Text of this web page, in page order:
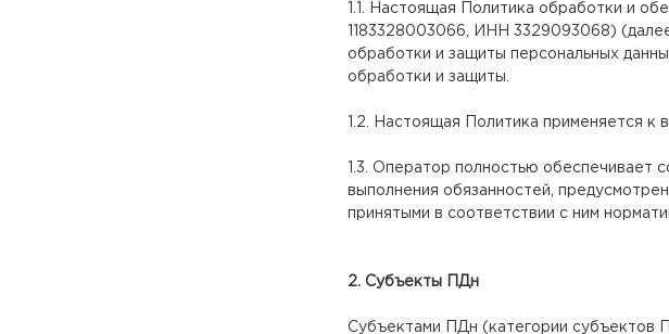
1.1. Настоящая Политика обработки и
1183328003066, ИНН 3329093068)
обработки и защиты персональных
обработки и защиты.
1.2. Настоящая Политика применяется к
1.3. Оператор полностью
выполнения обязанностей,
принятыми в соответствии с ним
2. Субъекты ПДн
Субъектами ПДн (категории субъектов